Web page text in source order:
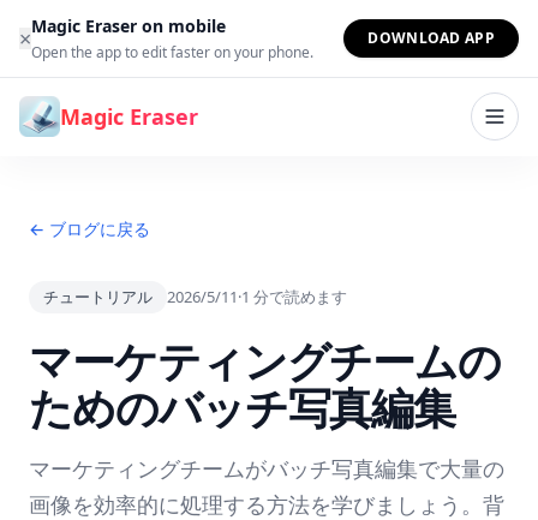
コンテンツへスキップ
×Magic Eraser on mobile
Open the app to edit faster on your phone.
DOWNLOAD APP
Magic Eraser
← ブログに戻る
チュートリアル 2026/5/11·1 分で読めます
マーケティングチームの
ためのバッチ写真編集
マーケティングチームがバッチ写真編集で大量の
画像を効率的に処理する方法を学びましょう。背